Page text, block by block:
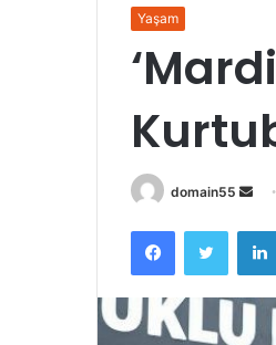
Yaşam
domain55
Bir
FacebookTwitter